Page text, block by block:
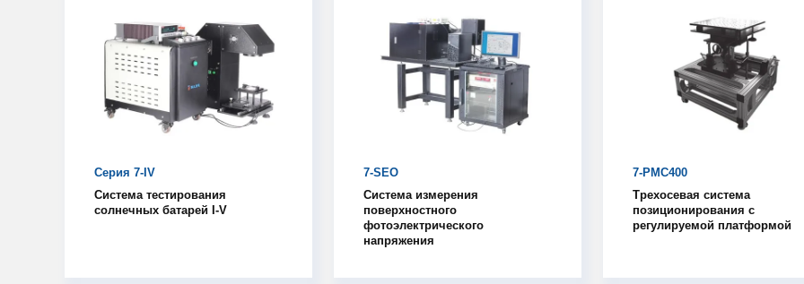
Серия 7-IV
Система тестирования
солнечных батарей I-V
7-SEO
Система измерения
поверхностного
фотоэлектрического
напряжения
7-PMC400
Трехосевая система
позиционирования с
регулируемой платформой